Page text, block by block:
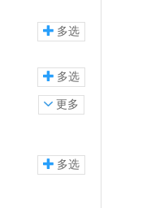
多选
多选
更多
多选